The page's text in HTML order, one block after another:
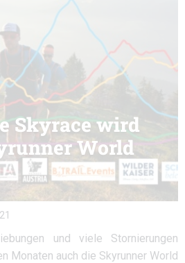
Skyrace wird
World
und viele Stornierungen
Monaten auch die Skyrunner World